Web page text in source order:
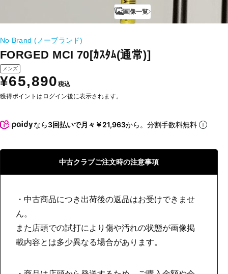
画像一覧
No Brand (ノーブランド)
FORGED MCI 70[ｶｽﾀﾑ(通常)]
メンズ
¥65,890 税込
獲得ポイントはログイン後に表示されます。
なら3回払いで月々￥21,963から。分割手数料無料
中古クラブご注文時の注意事項
・中古商品につき出荷後の返品はお受けできませ
ん。
また店頭での試打により傷や汚れの状態が画像掲
載内容とは多少異なる場合があります。